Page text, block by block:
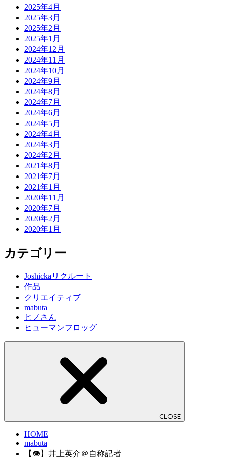
2025年4月
2025年3月
2025年2月
2025年1月
2024年12月
2024年11月
2024年10月
2024年9月
2024年8月
2024年7月
2024年6月
2024年5月
2024年4月
2024年3月
2024年2月
2021年8月
2021年7月
2021年1月
2020年11月
2020年7月
2020年2月
2020年1月
カテゴリー
Joshickaリクルート
作品
クリエイティブ
mabuta
ヒノさん
ヒューマンフロッグ
CLOSE
HOME
mabuta
【👁】井上英介＠自称記者